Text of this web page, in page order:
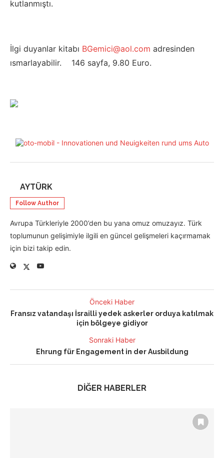
kutlanmıştı.
İlgi duyanlar kitabı BGemici@aol.com adresinden
ısmarlayabilir. 146 sayfa, 9.80 Euro.
AYTÜRK
Follow Author
Avrupa Türkleriyle 2000’den bu yana omuz omuzayız. Türk
toplumunun gelişimiyle ilgili en güncel gelişmeleri kaçırmamak
için bizi takip edin.
Önceki Haber
Fransız vatandaşı İsrailli yedek askerler orduya katılmak
için bölgeye gidiyor
Sonraki Haber
Ehrung für Engagement in der Ausbildung
DİĞER HABERLER